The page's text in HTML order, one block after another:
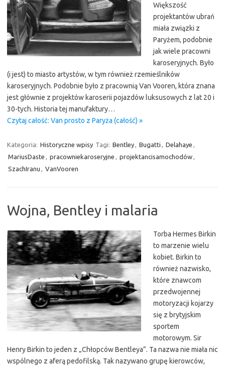
Większość
projektantów ubrań
miała związki z
Paryżem, podobnie
jak wiele pracowni
karoseryjnych. Było
(i jest) to miasto artystów, w tym również rzemieślników
karoseryjnych. Podobnie było z pracownią Van Vooren, która znana
jest głównie z projektów karoserii pojazdów luksusowych z lat 20 i
30-tych. Historia tej manufaktury…
Czytaj całość: Van prosto z Paryża (całość) »
Kategoria: Historyczne wpisy Tagi: Bentley, Bugatti , Delahaye ,
MariusDaste , pracowniekaroseryjne , projektancisamochodów,
SzachIranu , VanVooren
Wojna, Bentley i malaria
Torba Hermes Birkin
to marzenie wielu
kobiet. Birkin to
również nazwisko,
które znawcom
przedwojennej
motoryzacji kojarzy
się z brytyjskim
sportem
motorowym. Sir
Henry Birkin to jeden z „Chłopców Bentleya”. Ta nazwa nie miała nic
wspólnego z aferą pedofilską. Tak nazywano grupę kierowców,